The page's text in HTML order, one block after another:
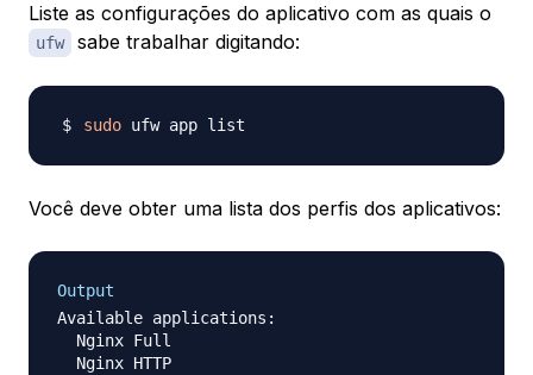
Liste as configurações do aplicativo com as quais o
ufw sabe trabalhar digitando:
sudo
Você deve obter uma lista dos perfis dos aplicativos:
Output
Available applications:
  Nginx Full
  Nginx HTTP